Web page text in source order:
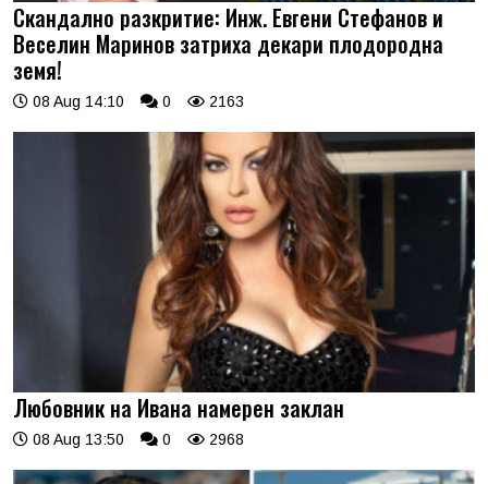
Скандално разкритие: Инж. Евгени Стефанов и
Веселин Маринов затриха декари плодородна
земя!
08 Aug 14:10 0 2163
Любовник на Ивана намерен заклан
08 Aug 13:50 0 2968